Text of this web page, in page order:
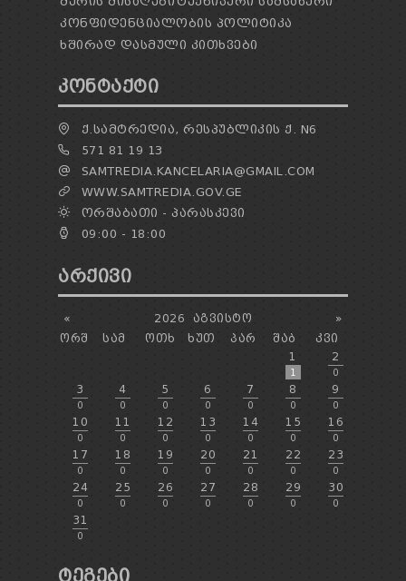
ᲙᲝᲜᲤᲘᲓᲔᲜᲪᲘᲐᲚᲝᲑᲘᲡ ᲞᲝᲚᲘᲢᲘᲙᲐ
ᲮᲨᲘᲠᲐᲓ ᲓᲐᲡᲛᲣᲚᲘ ᲙᲘᲗᲮᲕᲔᲑᲘ
ᲙᲝᲜᲢᲐᲥᲢᲘ
Ქ.ᲡᲐᲛᲢᲠᲔᲓᲘᲐ, ᲠᲔᲡᲞᲣᲑᲚᲘᲙᲘᲡ Ქ. N6
571 81 19 13
SAMTREDIA.KANCELARIA@GMAIL.COM
WWW.SAMTREDIA.GOV.GE
ᲝᲠᲨᲐᲑᲐᲗᲘ - ᲞᲐᲠᲐᲡᲙᲔᲕᲘ
09:00 - 18:00
ᲐᲠᲥᲘᲕᲘ
« »
2026
ᲐᲒᲕᲘᲡᲢᲝ
ᲝᲠᲨ
ᲡᲐᲛ ᲝᲗᲮ ᲮᲣᲗ ᲞᲐᲠ ᲨᲐᲑ
ᲙᲕᲘ
1
1
2
0
3
0
4
0
5
0
6
0
7
0
8
0
9
0
10
0
11
0
12
0
13
0
14
0
15
0
16
0
17
0
18
0
19
0
20
0
21
0
22
0
23
0
24
0
25
0
26
0
27
0
28
0
29
0
30
0
31
0